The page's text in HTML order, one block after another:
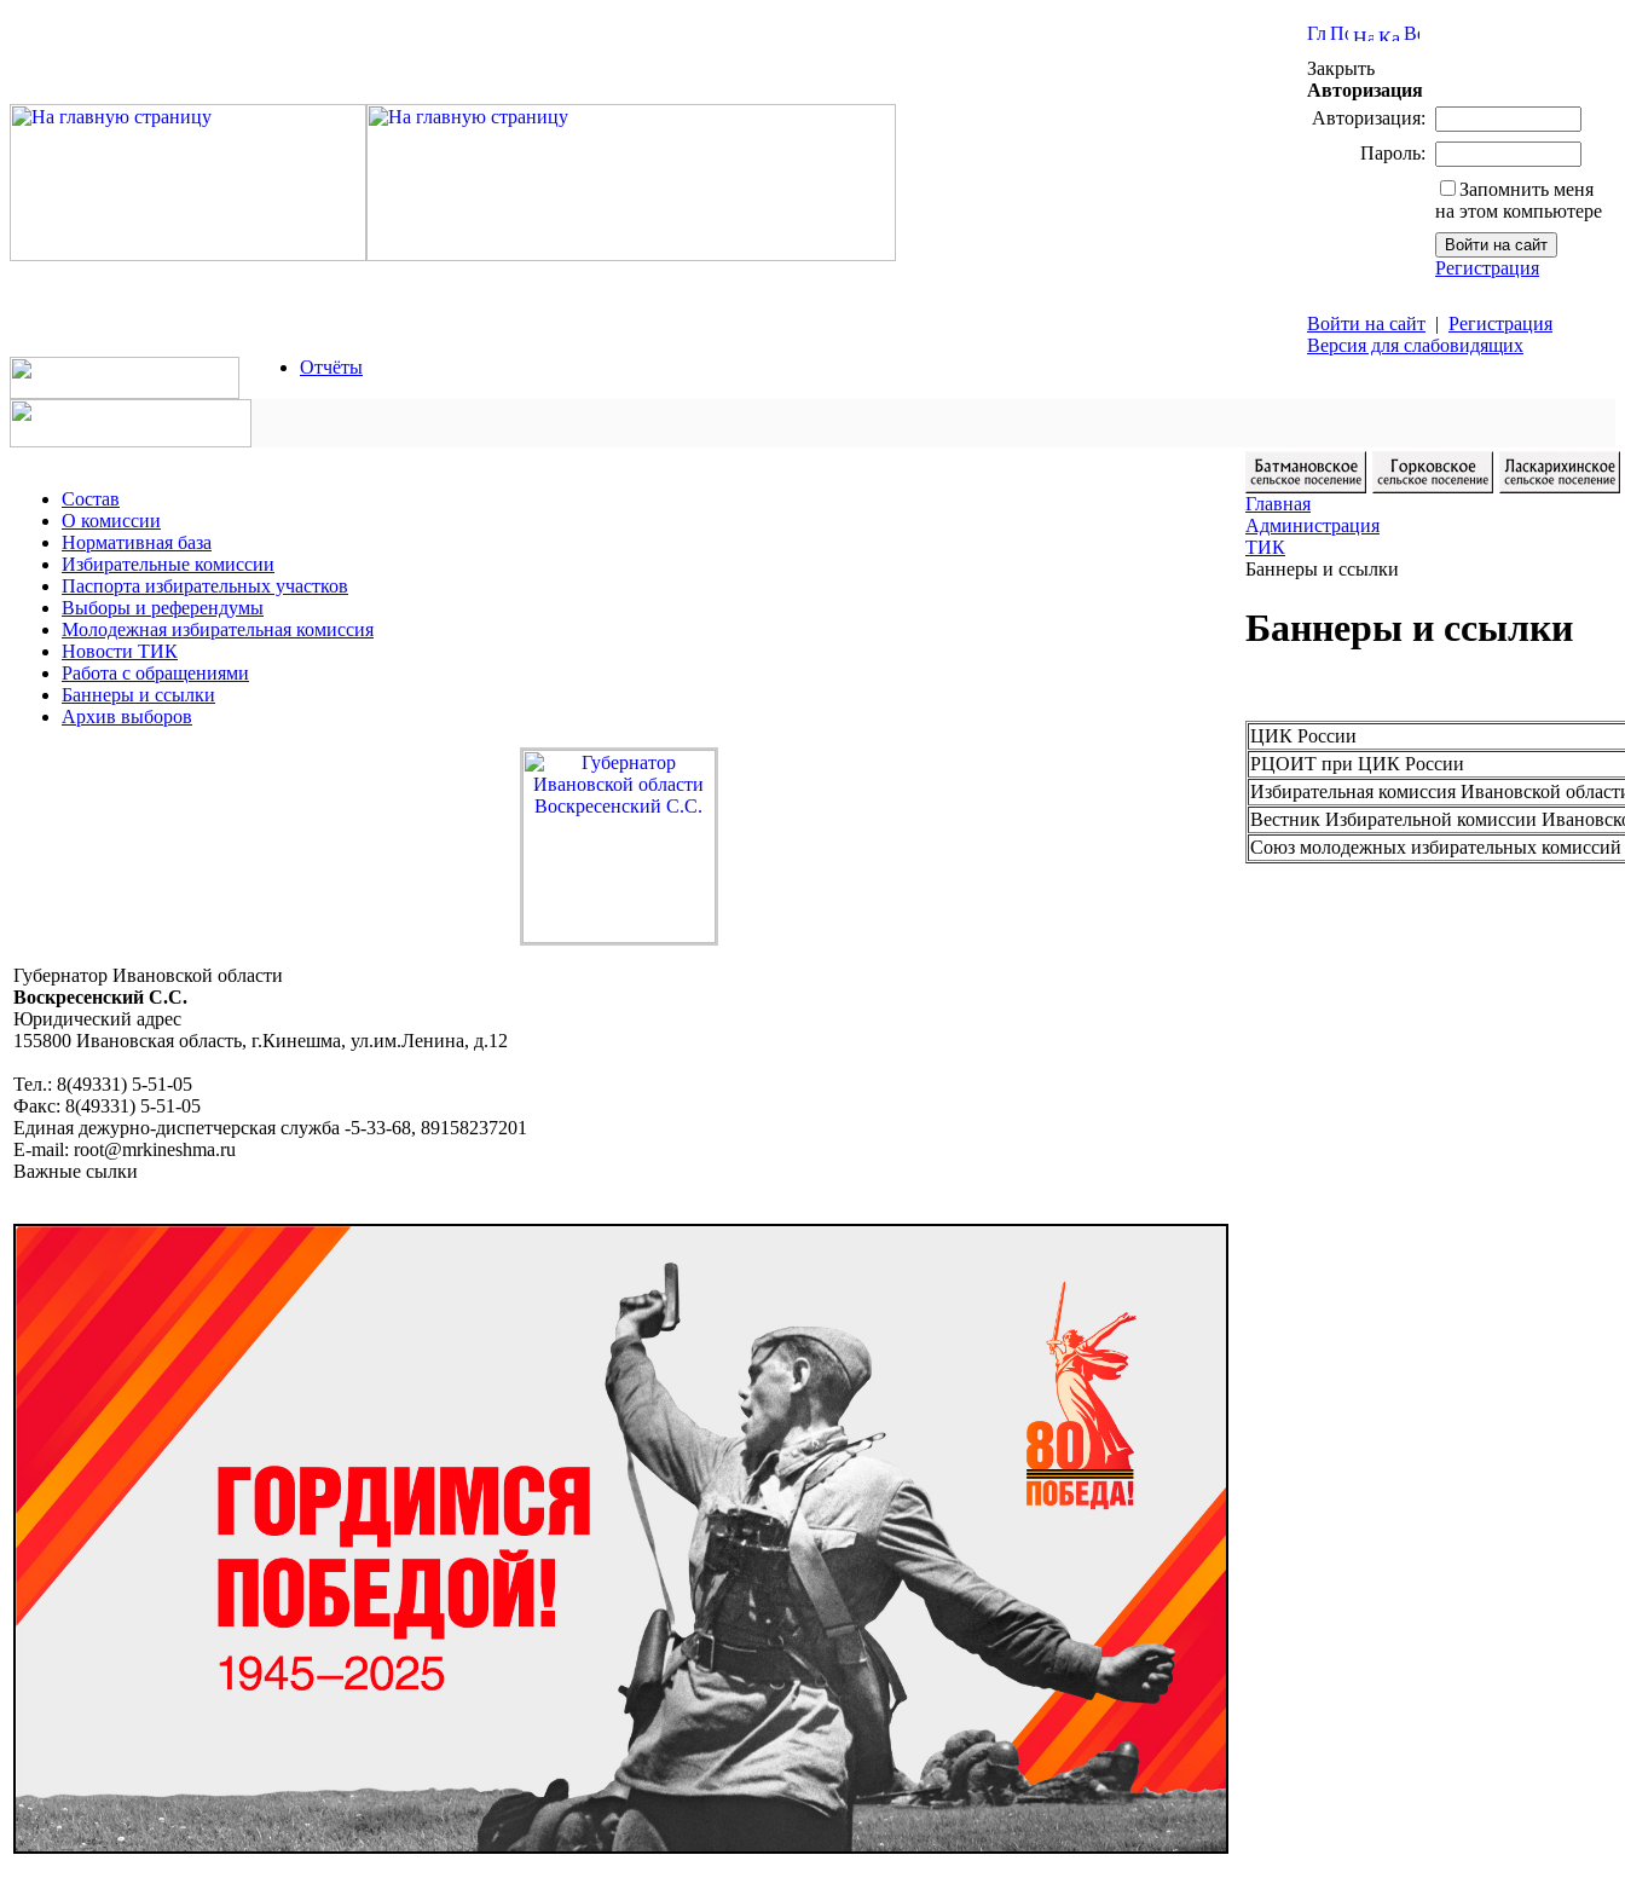
Закрыть
Авторизация
Авторизация:
Пароль:
Запомнить меня
на этом компьютере
Регистрация
Войти на сайт | Регистрация
Версия для слабовидящих
Отчёты
Состав
О комиссии
Нормативная база
Избирательные комиссии
Паспорта избирательных участков
Выборы и референдумы
Молодежная избирательная комиссия
Новости ТИК
Работа с обращениями
Баннеры и ссылки
Архив выборов
Губернатор Ивановской области
Воскресенский C.C.
Юридический адрес
155800 Ивановская область, г.Кинешма, ул.им.Ленина, д.12
Тел.: 8(49331) 5-51-05
Факс: 8(49331) 5-51-05
Единая дежурно-диспетчерская служба -5-33-68, 89158237201
E-mail: root@mrkineshma.ru
Важные сылки
Главная
Администрация
ТИК
Баннеры и ссылки
Баннеры и ссылки
ЦИК России
РЦОИТ при ЦИК России
Избирательная комиссия Ивановской
Вестник Избирательной комиссии
Союз молодежных избирательных комиссий